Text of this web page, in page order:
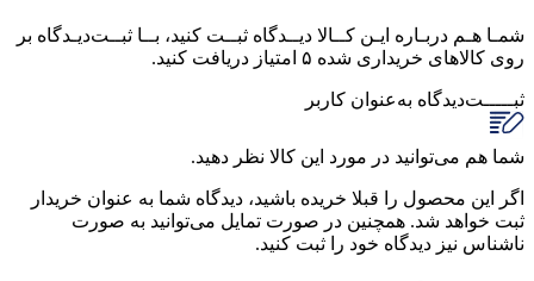
شمـا هـم دربـاره ایـن کــالا دیــدگاه ثبــت کنید، بــا ثبــت‌دیـدگاه بر
روی کالاهای خریداری شده ۵ امتیاز دریافت کنید.
ثبـــــت‌دیدگاه به‌عنوان کاربر
شما هم می‌توانید در مورد این کالا نظر دهید.
اگر این محصول را قبلا خریده باشید، دیدگاه شما به عنوان خریدار
ثبت خواهد شد. همچنین در صورت تمایل می‌توانید به صورت
ناشناس نیز دیدگاه خود را ثبت کنید.